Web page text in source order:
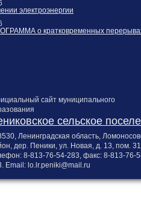
электроэнергии
о кратковременных
сайт муниципального
сельское
Ленинградская область,
дер. Пеники, ул. Новая, д. 13, пом. 31
8-813-76-54-283, факс: 8-813-76-
. Email: lo.lr.peniki@mail.ru